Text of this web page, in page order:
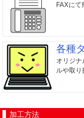
FAXにて
各種
オリジナ
ルや取
加工方法